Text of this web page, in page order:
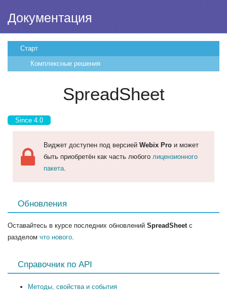
Документация
Старт
Комплексные решения
SpreadSheet
Since 4.0
Виджет доступен под версией Webix Pro и может
быть приобретён как часть любого лицензионного
пакета.
Обновления
Оставайтесь в курсе последних обновлений SpreadSheetс
разделом что нового.
Справочник по API
Методы, свойства и события